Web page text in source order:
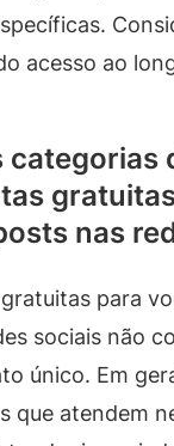
acesso ao
categorias
nas
para
sociais não
único. Em
que atendem